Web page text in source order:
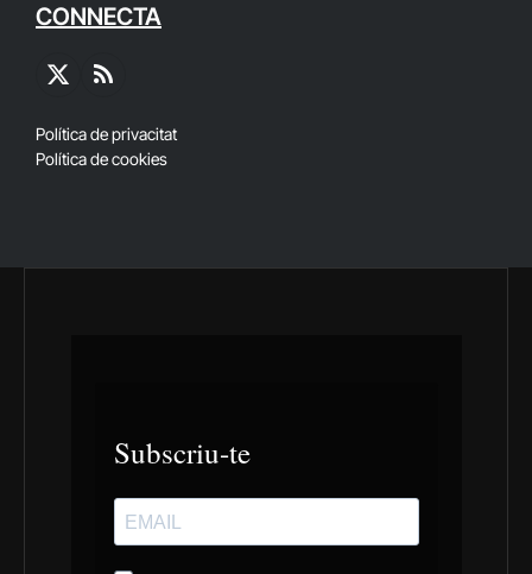
CONNECTA
X
RSS
Política de privacitat
Política de cookies